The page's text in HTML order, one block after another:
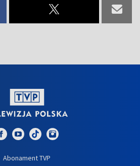
Abonament TVP